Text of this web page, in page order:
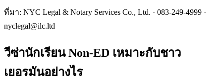
ที่มา: NYC Legal & Notary Services Co., Ltd. · 083-249-4999 ·
nyclegal@ilc.ltd
วีซ่านักเรียน Non-ED เหมาะกับชาว
เยอรมันอย่างไร